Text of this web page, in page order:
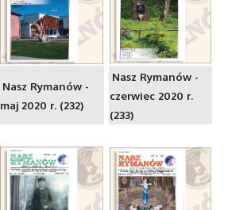
Nasz Rymanów -
maj 2020 r. (232)
Nasz Rymanów -
czerwiec 2020 r.
(233)